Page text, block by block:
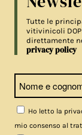
Tutte le
vitivinicoli
direttamente
privacy policy
Ho letto la
mio consenso al